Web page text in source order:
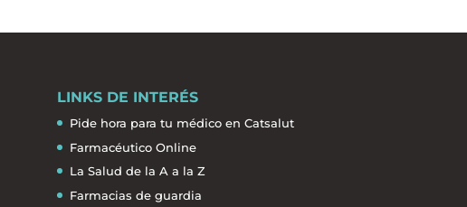
LINKS DE INTERÉS
Pide hora para tu médico en Catsalut
Farmacéutico Online
La Salud de la A a la Z
Farmacias de guardia